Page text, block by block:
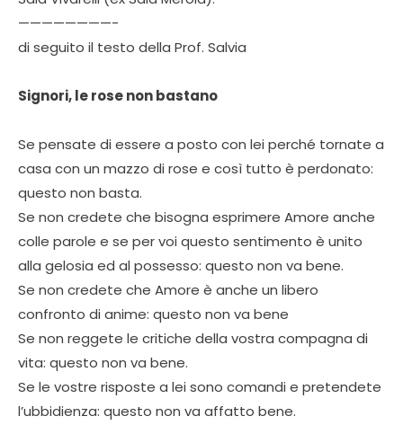
————————-
di seguito il testo della Prof. Salvia
Signori, le rose non bastano
Se pensate di essere a posto con lei perché tornate a
casa con un mazzo di rose e così tutto è perdonato:
questo non basta.
Se non credete che bisogna esprimere Amore anche
colle parole e se per voi questo sentimento è unito
alla gelosia ed al possesso: questo non va bene.
Se non credete che Amore è anche un libero
confronto di anime: questo non va bene
Se non reggete le critiche della vostra compagna di
vita: questo non va bene.
Se le vostre risposte a lei sono comandi e pretendete
l’ubbidienza: questo non va affatto bene.